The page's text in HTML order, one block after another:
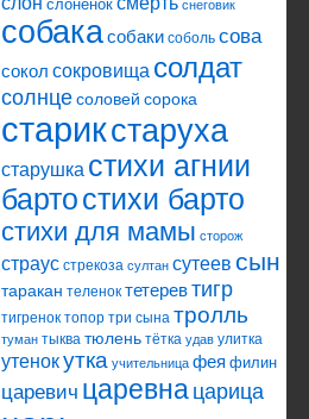
слоненок снеговик
собакасобаки соболь сова
сокол сокровища солдат
солнцесоловей сорока
старикстаруха
старушка стихи агнии
бартостихи барто
стихи для мамы сторож
страус стрекоза султан сутеев сын
таракан теленок тетеревтигр
тигренок топор три сына тролль
туман тыква тюлень тётка удав улитка
утенокутка учительница фея филин
царевич царевна царица